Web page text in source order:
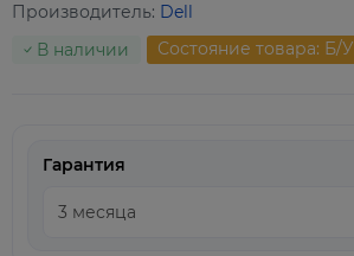
Производитель: Dell
В наличии
Состояние товара: Б/У
Гарантия